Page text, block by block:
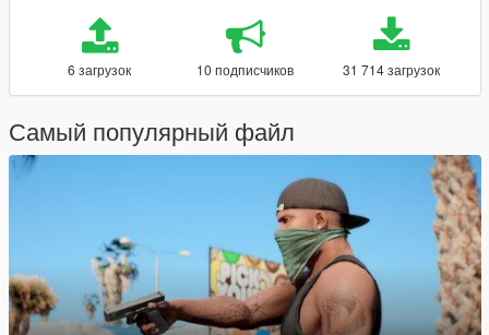
6 загрузок 10 подписчиков 31 714 загрузок
Самый популярный файл